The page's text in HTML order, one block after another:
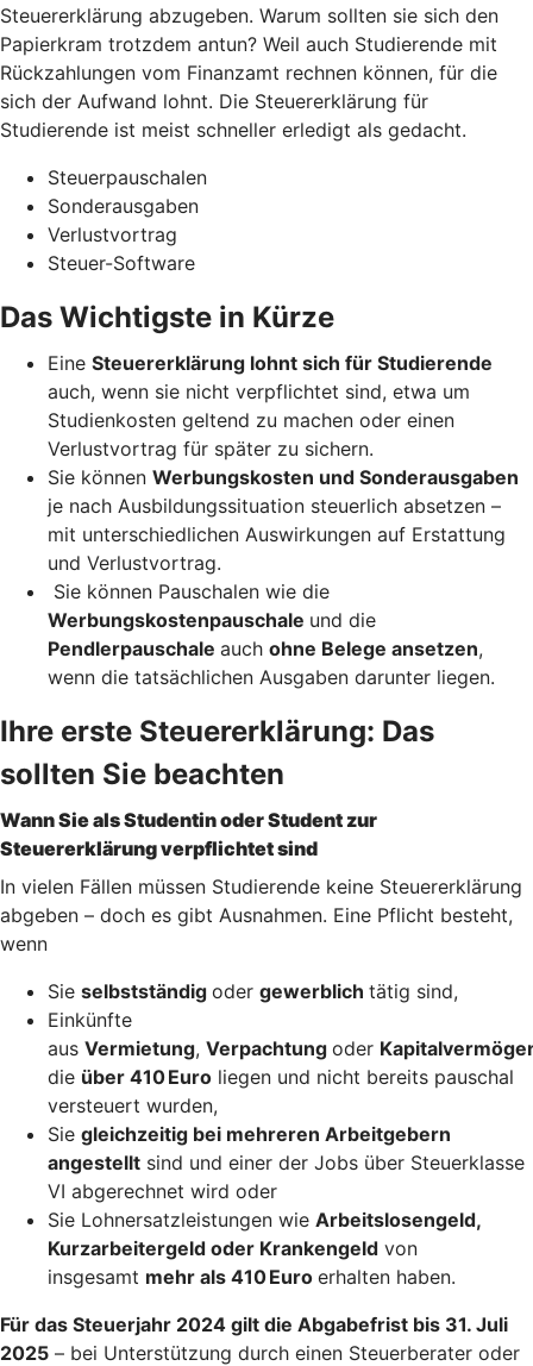
Steuererklärung abzugeben. Warum sollten sie sich den
Papierkram trotzdem antun? Weil auch Studierende mit
Rückzahlungen vom Finanzamt rechnen können, für die
sich der Aufwand lohnt. Die Steuererklärung für
Studierende ist meist schneller erledigt als gedacht.
Steuerpauschalen
Sonderausgaben
Verlustvortrag
Steuer-Software
Das Wichtigste in Kürze
Eine Steuererklärung lohnt sich für Studierende
auch, wenn sie nicht verpflichtet sind, etwa um
Studienkosten geltend zu machen oder einen
Verlustvortrag für später zu sichern.
Sie können Werbungskosten und Sonderausgaben
je nach Ausbildungssituation steuerlich absetzen –
mit unterschiedlichen Auswirkungen auf Erstattung
und Verlustvortrag.
Sie können Pauschalen wie die
Werbungskostenpauschale und die
Pendlerpauschale auch ohne Belege ansetzen,
wenn die tatsächlichen Ausgaben darunter liegen.
Ihre erste Steuererklärung: Das
sollten Sie beachten
Wann Sie als Studentin oder Student zur
Steuererklärung verpflichtet sind
In vielen Fällen müssen Studierende keine Steuererklärung
abgeben – doch es gibt Ausnahmen. Eine Pflicht besteht,
wenn
Sie selbstständig oder gewerblich tätig sind,
Einkünfte
aus Vermietung, Verpachtung oder
die über 410 Euro liegen und nicht bereits pauschal
versteuert wurden,
Sie gleichzeitig bei mehreren Arbeitgebern
angestellt sind und einer der Jobs über Steuerklasse
VI abgerechnet wird oder
Sie Lohnersatzleistungen wie Arbeitslosengeld,
Kurzarbeitergeld oder Krankengeld von
insgesamt mehr als 410 Euro erhalten haben.
Für das Steuerjahr 2024 gilt die Abgabefrist bis 31. Juli
2025 – bei Unterstützung durch einen Steuerberater oder